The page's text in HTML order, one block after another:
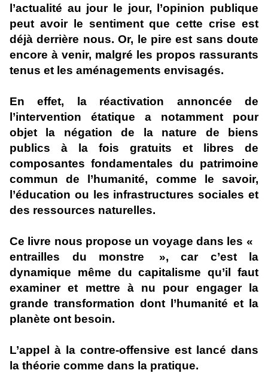
l’actualité au jour le jour, l’opinion publique
peut avoir le sentiment que cette crise est
déjà derrière nous. Or, le pire est sans doute
encore à venir, malgré les propos rassurants
tenus et les aménagements envisagés.
En effet, la réactivation annoncée de
l’intervention étatique a notamment pour
objet la négation de la nature de biens
publics à la fois gratuits et libres de
composantes fondamentales du patrimoine
commun de l’humanité, comme le savoir,
l’éducation ou les infrastructures sociales et
des ressources naturelles.
Ce livre nous propose un voyage dans les «
entrailles du monstre », car c’est la
dynamique même du capitalisme qu’il faut
examiner et mettre à nu pour engager la
grande transformation dont l’humanité et la
planète ont besoin.
L’appel à la contre-offensive est lancé dans
la théorie comme dans la pratique.